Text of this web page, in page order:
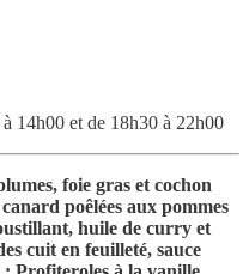
14h00 et de 18h30 à 22h00
foie gras et cochon
poêlées aux pommes
huile de curry et
cuit en feuilleté, sauce